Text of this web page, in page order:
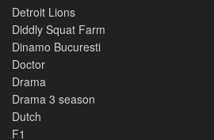
Detroit Lions
Diddly Squat Farm
Dinamo Bucuresti
Doctor
Drama
Drama 3 season
Dutch
F1